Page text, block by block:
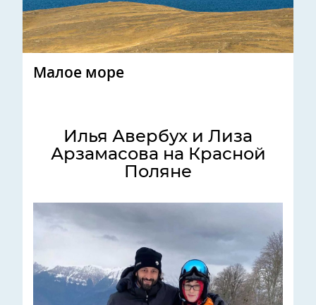
Малое море
Илья Авербух и Лиза
Арзамасова на Красной
Поляне